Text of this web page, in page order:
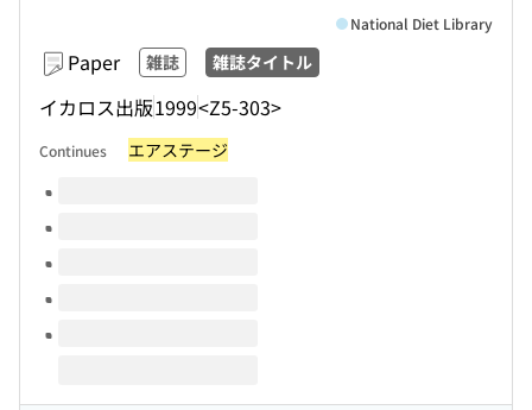
Paper 雑誌 雑誌タイトル
イカロス出版1999<Z5-303>
National Diet Library
Continues エアステージ
Volumes of this title